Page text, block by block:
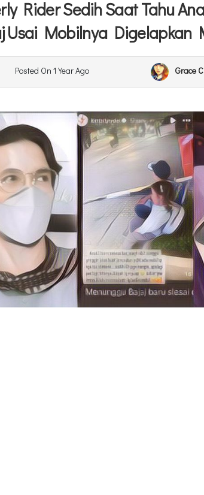
Rider Sedih Saat Tahu
Usai Mobilnya Digelapkan
Posted On 1 Year Ago Grace